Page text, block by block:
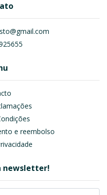
e reembolso
newsletter!